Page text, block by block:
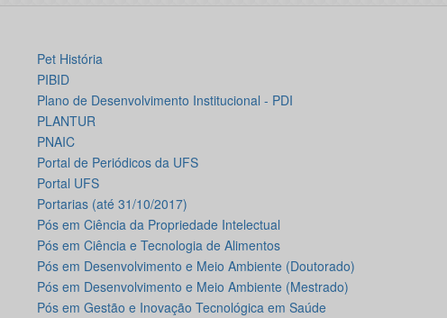
Pet História
PIBID
Plano de Desenvolvimento Institucional - PDI
PLANTUR
PNAIC
Portal de Periódicos da UFS
Portal UFS
Portarias (até 31/10/2017)
Pós em Ciência da Propriedade Intelectual
Pós em Ciência e Tecnologia de Alimentos
Pós em Desenvolvimento e Meio Ambiente (Doutorado)
Pós em Desenvolvimento e Meio Ambiente (Mestrado)
Pós em Gestão e Inovação Tecnológica em Saúde